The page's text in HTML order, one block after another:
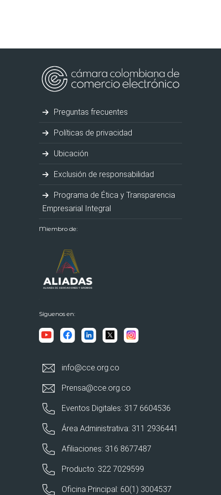
Preguntas frecuentes
Políticas de privacidad
Ubicación
Exclusión de responsabilidad
Programa de Ética y Transparencia
Empresarial Integral
Miembro de:
Síguenos en:
info@cce.org.co
Prensa@cce.org.co
Eventos Digitales: 317 6604536
Área Administrativa: 311 2936441
Afiliaciones: 316 8677487
Producto: 322 7029599
Oficina Principal: 60(1) 3004537